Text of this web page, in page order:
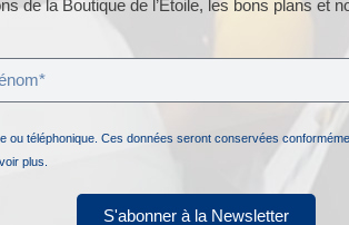
de la Boutique de l’Etoile, les bons plans et
téléphonique. Ces données seront conservées
plus.
S'abonner à la Newsletter